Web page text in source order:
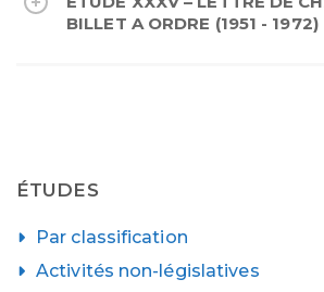
BILLET A ORDRE (1951 - 1972)
ÉTUDES
Par classification
Activités non-législatives